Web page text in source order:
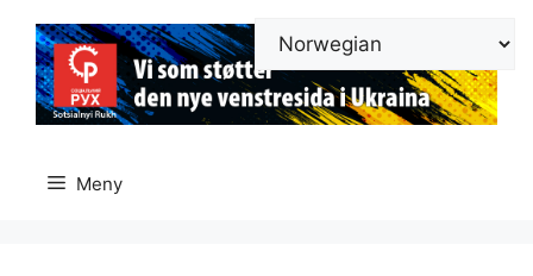
innhold
Meny